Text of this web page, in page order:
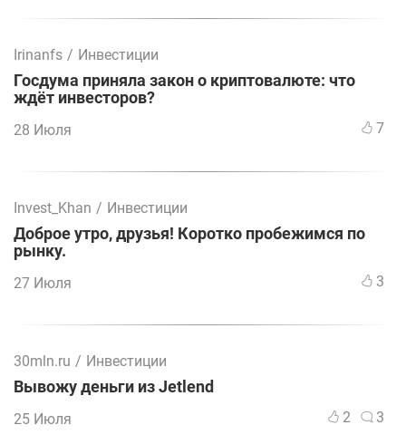
Irinanfs / Инвестиции
Госдума приняла закон о криптовалюте: что
ждёт инвесторов?
28 Июля 7
Invest_Khan / Инвестиции
Доброе утро, друзья! Коротко пробежимся по
рынку.
27 Июля 3
30mln.ru / Инвестиции
Вывожу деньги из Jetlend
25 Июля 2 3